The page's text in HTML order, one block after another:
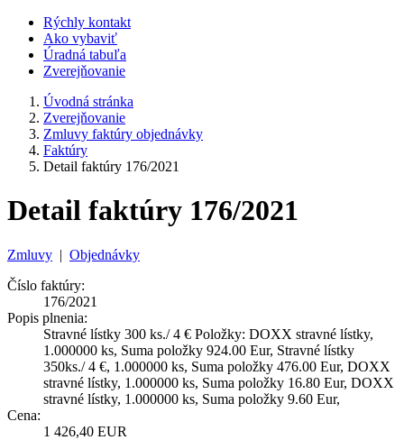
Rýchly kontakt
Ako vybaviť
Úradná tabuľa
Zverejňovanie
Úvodná stránka
Zverejňovanie
Zmluvy faktúry objednávky
Faktúry
Detail faktúry 176/2021
Detail faktúry 176/2021
Zmluvy | Objednávky
Číslo faktúry:
176/2021
Popis plnenia:
Stravné lístky 300 ks./ 4 € Položky: DOXX stravné lístky,
1.000000 ks, Suma položky 924.00 Eur, Stravné lístky
350ks./ 4 €, 1.000000 ks, Suma položky 476.00 Eur, DOXX
stravné lístky, 1.000000 ks, Suma položky 16.80 Eur, DOXX
stravné lístky, 1.000000 ks, Suma položky 9.60 Eur,
Cena:
1 426,40 EUR